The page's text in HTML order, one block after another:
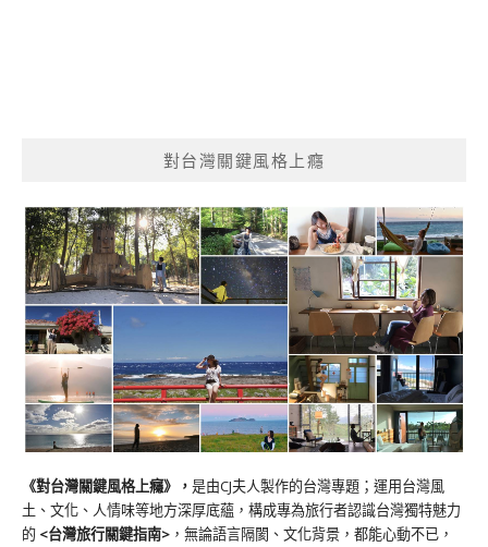
對台灣關鍵風格上癮
《對台灣關鍵風格上癮》 ， 是由CJ夫人製作的台灣專題；運用台灣風
土、文化、人情味等地方深厚底蘊，構成專為旅行者認識台灣獨特魅力
的 <台灣旅行關鍵指南> ，無論語言隔閡、文化背景，都能心動不已，